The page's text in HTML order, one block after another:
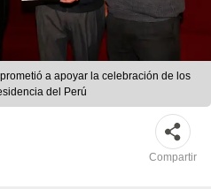
a apoyar la celebración de los
del Perú
Compartir